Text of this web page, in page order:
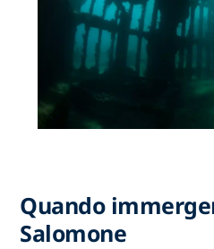
Quando
Salomone